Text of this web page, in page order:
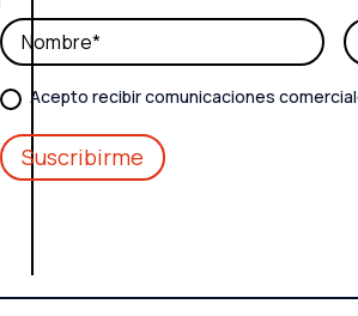
Acepto recibir comunicaciones